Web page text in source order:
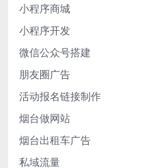
小程序商城
小程序开发
微信公众号搭建
朋友圈广告
活动报名链接制作
烟台做网站
烟台出租车广告
私域流量